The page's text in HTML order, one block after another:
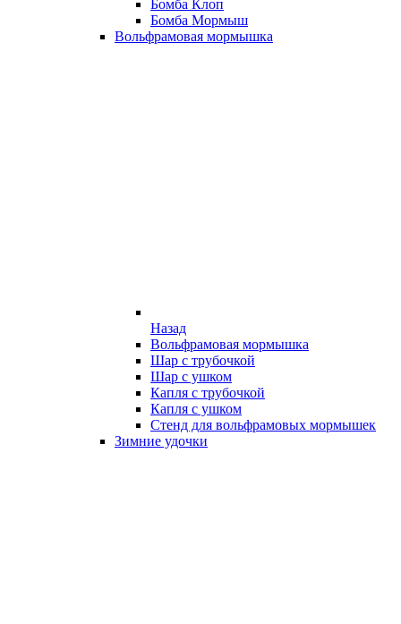
Бомба Клоп
Бомба Мормыш
Вольфрамовая мормышка
Назад
Вольфрамовая мормышка
Шар с трубочкой
Шар с ушком
Капля с трубочкой
Капля с ушком
Стенд для вольфрамовых мормышек
Зимние удочки